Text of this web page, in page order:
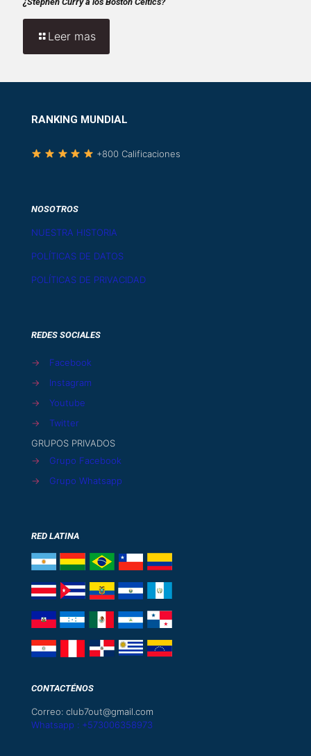
Leer mas
RANKING MUNDIAL
+800 Calificaciones
NOSOTROS
NUESTRA HISTORIA
POLÍTICAS DE DATOS
POLÍTICAS DE PRIVACIDAD
REDES SOCIALES
→
Facebook
→
Instagram
→
Youtube
→
Twitter
GRUPOS PRIVADOS
→
Grupo Facebook
→
Grupo Whatsapp
RED LATINA
CONTACTÉNOS
Correo: club7out@gmail.com
Whatsapp : +573006358973